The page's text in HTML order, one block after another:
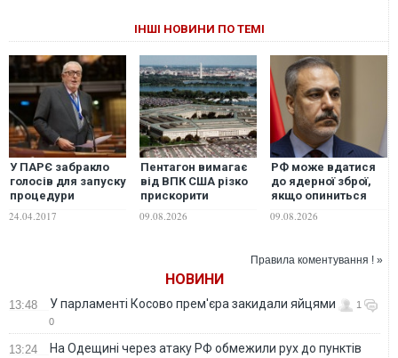
ІНШІ НОВИНИ ПО ТЕМІ
У ПАРЄ забракло
голосів для запуску
процедури
імпічменту
президента
24.04.2017
Пентагон вимагає
від ВПК США різко
прискорити
виробництво зброї
через виснаження
09.08.2026
РФ може вдатися
до ядерної зброї,
якщо опиниться
перед загрозою
виживання країни,
09.08.2026
Правила коментування ! »
НОВИНИ
13:48 У парламенті Косово прем'єра закидали яйцями
1
0
13:24
На Одещині через атаку РФ обмежили рух до пунктів